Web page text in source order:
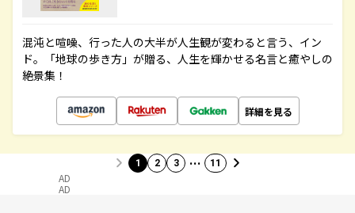
混沌と喧噪、行った人の大半が人生観が変わると言う、イン
ド。「地球の歩き方」が贈る、人生を輝かせる名言と癒やしの
絶景集！
詳細を見る
1 2 3 … 11
AD
AD